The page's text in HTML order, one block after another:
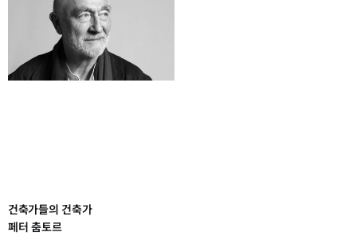
건축가들의 건축가
페터 춤토르